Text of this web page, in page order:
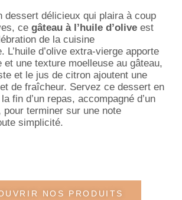
dessert délicieux qui plaira à coup
ce gâteau à l’huile d’olive est
de la cuisine
L’huile d’olive extra-vierge apporte
et une texture moelleuse au gâteau,
et le jus de citron ajoutent une
de fraîcheur. Servez ce dessert en
fin d’un repas, accompagné d’un
pour terminer sur une note
simplicité.
NOS PRODUITS